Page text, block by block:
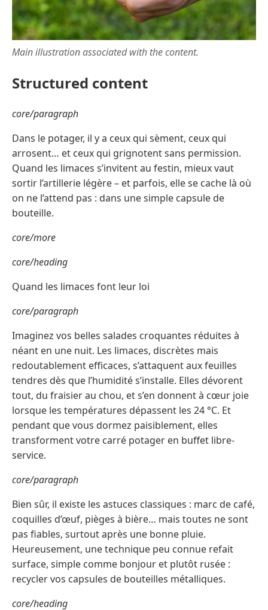
Main illustration associated with the content.
Structured content
core/paragraph
Dans le potager, il y a ceux qui sèment, ceux qui
arrosent… et ceux qui grignotent sans permission.
Quand les limaces s’invitent au festin, mieux vaut
sortir l’artillerie légère – et parfois, elle se cache là où
on ne l’attend pas : dans une simple capsule de
bouteille.
core/more
core/heading
Quand les limaces font leur loi
core/paragraph
Imaginez vos belles salades croquantes réduites à
néant en une nuit. Les limaces, discrètes mais
redoutablement efficaces, s’attaquent aux feuilles
tendres dès que l’humidité s’installe. Elles dévorent
tout, du fraisier au chou, et s’en donnent à cœur joie
lorsque les températures dépassent les 24 °C. Et
pendant que vous dormez paisiblement, elles
transforment votre carré potager en buffet libre-
service.
core/paragraph
Bien sûr, il existe les astuces classiques : marc de café,
coquilles d’œuf, pièges à bière… mais toutes ne sont
pas fiables, surtout après une bonne pluie.
Heureusement, une technique peu connue refait
surface, simple comme bonjour et plutôt rusée :
recycler vos capsules de bouteilles métalliques.
core/heading